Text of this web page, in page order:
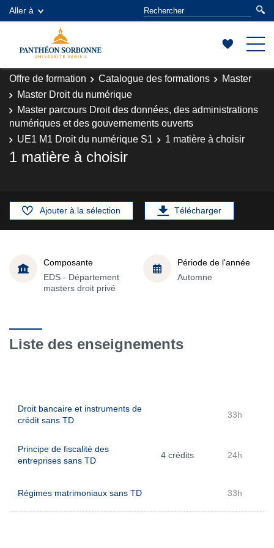
Aller à
Offre de formation Catalogue des formations
Master
Master Droit du numérique
Master parcours Droit des données, des administrations
numériques et des gouvernements ouverts
UE1 M1 Droit du numérique S1
1 matière à choisir
1 matière à choisir
Ajouter à la sélection Télécharger
Composante
EDS - Département
masters droit privé
Période de l'année
Automne
Liste des enseignements
Droit bancaire et instruments de
crédit sans TD
33h
Principe de fiscalité des
entreprises sans TD
4 crédits 24h
Régimes matrimoniaux sans TD 33h